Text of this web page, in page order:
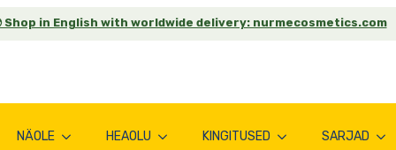
Shop in English with worldwide delivery: nurmecosmetics.com
NÄOLE HEAOLU KINGITUSED SARJAD